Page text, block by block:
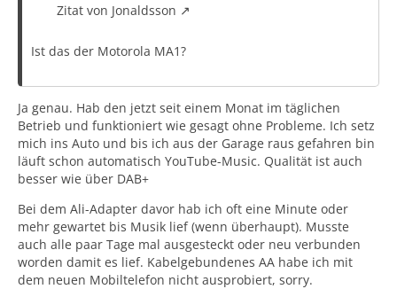
Zitat von Jonaldsson
Ist das der Motorola MA1?
Ja genau. Hab den jetzt seit einem Monat im täglichen
Betrieb und funktioniert wie gesagt ohne Probleme. Ich setz
mich ins Auto und bis ich aus der Garage raus gefahren bin
läuft schon automatisch YouTube-Music. Qualität ist auch
besser wie über DAB+
Bei dem Ali-Adapter davor hab ich oft eine Minute oder
mehr gewartet bis Musik lief (wenn überhaupt). Musste
auch alle paar Tage mal ausgesteckt oder neu verbunden
worden damit es lief. Kabelgebundenes AA habe ich mit
dem neuen Mobiltelefon nicht ausprobiert, sorry.